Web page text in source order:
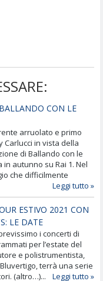
CON LE
arruolato e primo
Carlucci in vista della
di Ballando con le
in autunno su Rai 1. Nel
che difficilmente
Leggi tutto »
ESTIVO 2021 CON
LE DATE
i concerti di
per l’estate del
e polistrumentista,
terrà una serie
(altro…)...
Leggi tutto »